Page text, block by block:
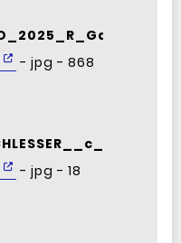
- jpg - 868
- jpg - 18